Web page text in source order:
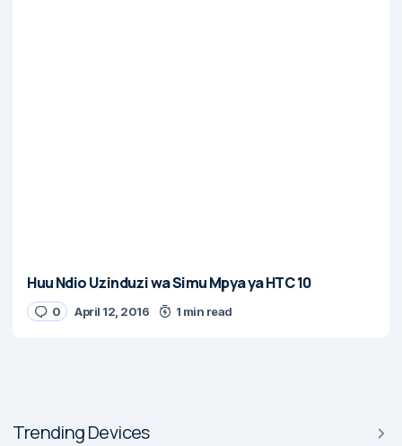
Huu Ndio Uzinduzi wa Simu Mpya ya HTC 10
0 April 12, 2016 1 min read
Trending Devices